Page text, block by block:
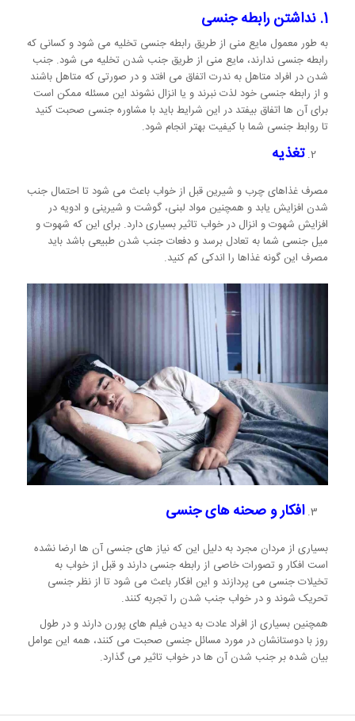
1. نداشتن رابطه جنسی
به طور معمول مایع منی از طریق رابطه جنسی تخلیه می شود و کسانی که
رابطه جنسی ندارند، مایع منی از طریق جنب شدن تخلیه می شود. جنب
شدن در افراد متاهل به ندرت اتفاق می افتد و در صورتی که متاهل باشند
و از رابطه جنسی خود لذت نبرند و یا انزال نشوند این مسئله ممکن است
برای آن ها اتفاق بیفتد در این شرایط باید با مشاوره جنسی صحبت کنید
تا روابط جنسی شما با کیفیت بهتر انجام شود.
تغذیه
مصرف غذاهای چرب و شیرین قبل از خواب باعث می شود تا احتمال جنب
شدن افزایش یابد و همچنین مواد لبنی، گوشت و شیرینی و ادویه در
افزایش شهوت و انزال در خواب تاثیر بسیاری دارد. برای این که شهوت و
میل جنسی شما به تعادل برسد و دفعات جنب شدن طبیعی باشد باید
مصرف این گونه غذاها را اندکی کم کنید.
افکار و صحنه های جنسی
بسیاری از مردان مجرد به دلیل این که نیاز های جنسی آن ها ارضا نشده
است افکار و تصورات خاصی از رابطه جنسی دارند و قبل از خواب به
تخیلات جنسی می پردازند و این افکار باعث می شود تا از نظر جنسی
تحریک شوند و در خواب جنب شدن را تجربه کنند.
همچنین بسیاری از افراد عادت به دیدن فیلم های پورن دارند و در طول
روز با دوستانشان در مورد مسائل جنسی صحبت می کنند، همه این عوامل
بیان شده بر جنب شدن آن ها در خواب تاثیر می گذارد.